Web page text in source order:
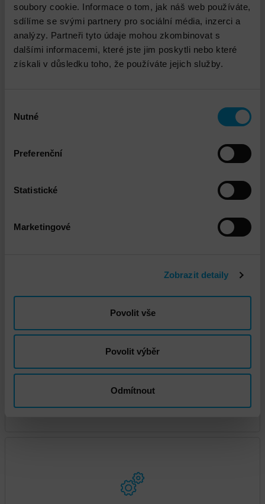
soubory cookie. Informace o tom, jak náš web používáte,
sdílíme se svými partnery pro sociální média, inzerci a
analýzy. Partneři tyto údaje mohou zkombinovat s
dalšími informacemi, které jste jim poskytli nebo které
získali v důsledku toho, že používáte jejich služby.
souhlasu
Nutné
Preferenční
Statistické
Marketingové
Zobrazit detaily
Povolit vše
Povolit výběr
Odmítnout
DNS - Konzultační práce – Engineer time